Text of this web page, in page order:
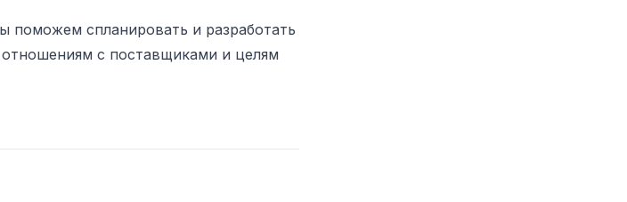
поможем спланировать и разработать
с поставщиками и целям